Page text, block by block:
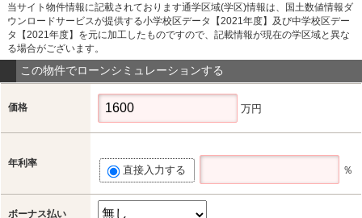
当サイト物件情報に記載されております通学区域(学区)情報は、国土数値情報ダ
ウンロードサービスが提供する小学校区データ【2021年度】及び中学校区デー
タ【2021年度】を元に加工したものですので、記載情報が現在の学区域と異な
る場合がございます。
この物件でローンシミュレーションする
価格 万円
年利率
直接入力する ％
ボーナス払い